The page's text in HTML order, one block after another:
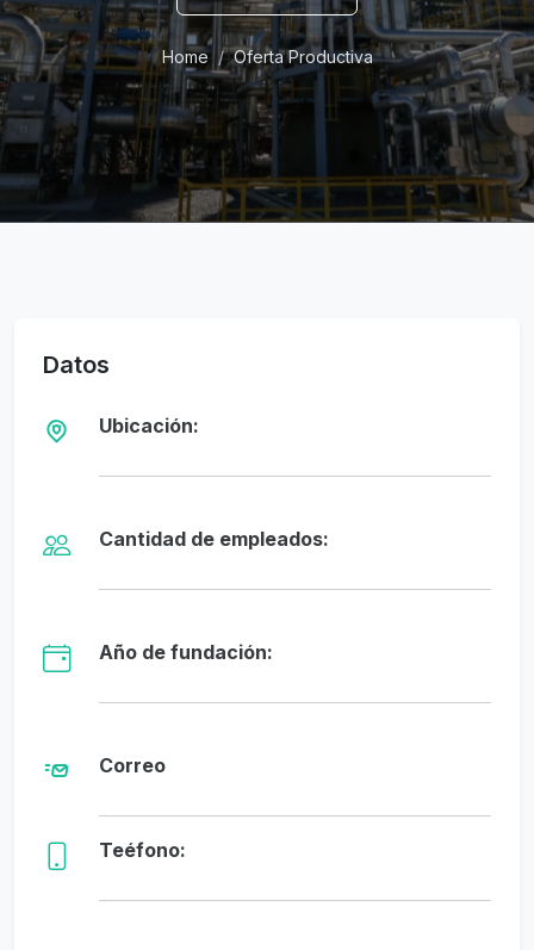
Home Oferta Productiva
Datos
Ubicación:
Cantidad de empleados:
Año de fundación:
Correo
Teéfono: